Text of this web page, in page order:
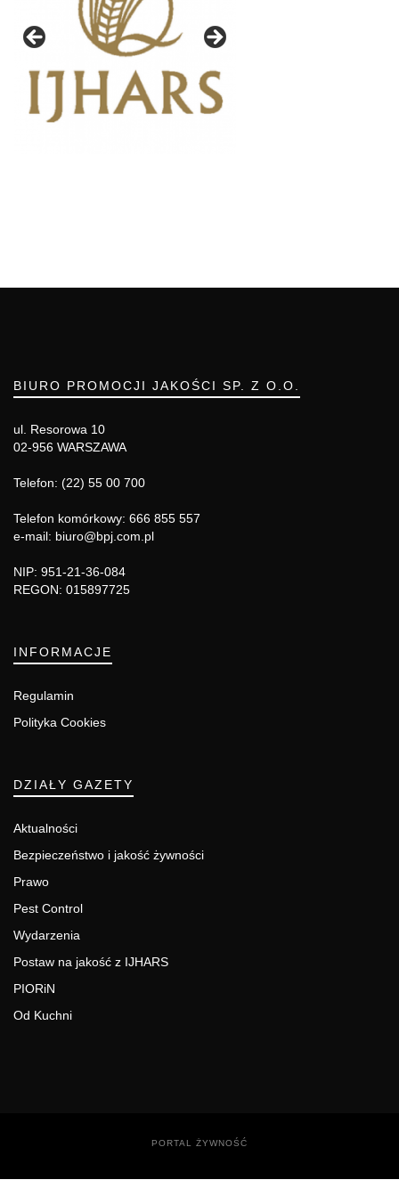
BIURO PROMOCJI JAKOŚCI SP. Z O.O.
ul. Resorowa 10
02-956 WARSZAWA
Telefon: (22) 55 00 700
Telefon komórkowy: 666 855 557
e-mail: biuro@bpj.com.pl
NIP: 951-21-36-084
REGON: 015897725
INFORMACJE
Regulamin
Polityka Cookies
DZIAŁY GAZETY
Aktualności
Bezpieczeństwo i jakość żywności
Prawo
Pest Control
Wydarzenia
Postaw na jakość z IJHARS
PIORiN
Od Kuchni
PORTAL ŻYWNOŚĆ